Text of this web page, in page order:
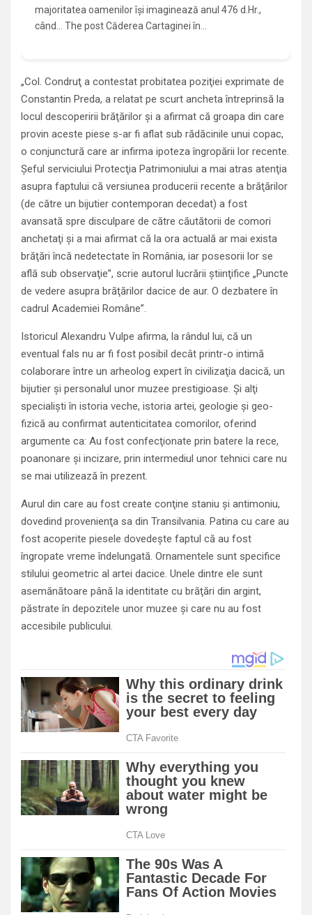
majoritatea oamenilor își imaginează anul 476 d.Hr.,
când... The post Căderea Cartaginei în…
„Col. Condruţ a contestat probitatea poziţiei exprimate de
Constantin Preda, a relatat pe scurt ancheta întreprinsă la
locul descoperirii brăţărilor şi a afirmat că groapa din care
provin aceste piese s-ar fi aflat sub rădăcinile unui copac,
o conjunctură care ar infirma ipoteza îngropării lor recente.
Şeful serviciului Protecţia Patrimoniului a mai atras atenţia
asupra faptului că versiunea producerii recente a brăţărilor
(de către un bijutier contemporan decedat) a fost
avansată spre disculpare de către căutătorii de comori
anchetaţi şi a mai afirmat că la ora actuală ar mai exista
brăţări încă nedetectate în România, iar posesorii lor se
află sub observaţie”, scrie autorul lucrării ştiinţifice „Puncte
de vedere asupra brăţărilor dacice de aur. O dezbatere în
cadrul Academiei Române”.
Istoricul Alexandru Vulpe afirma, la rândul lui, că un
eventual fals nu ar fi fost posibil decât printr-o intimă
colaborare între un arheolog expert în civilizaţia dacică, un
bijutier şi personalul unor muzee prestigioase. Şi alţi
specialişti în istoria veche, istoria artei, geologie şi geo-
fizică au confirmat autenticitatea comorilor, oferind
argumente ca: Au fost confecţionate prin batere la rece,
poanonare şi incizare, prin intermediul unor tehnici care nu
se mai utilizează în prezent.
Aurul din care au fost create conţine staniu şi antimoniu,
dovedind provenienţa sa din Transilvania. Patina cu care au
fost acoperite piesele dovedeşte faptul că au fost
îngropate vreme îndelungată. Ornamentele sunt specifice
stilului geometric al artei dacice. Unele dintre ele sunt
asemănătoare până la identitate cu brăţări din argint,
păstrate în depozitele unor muzee şi care nu au fost
accesibile publicului.